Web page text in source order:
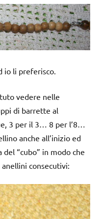
io li preferisco.
vedere nelle
di barrette al
3 per il 3… 8 per l’8…
anche all’inizio ed
“cubo” in modo che
consecutivi: